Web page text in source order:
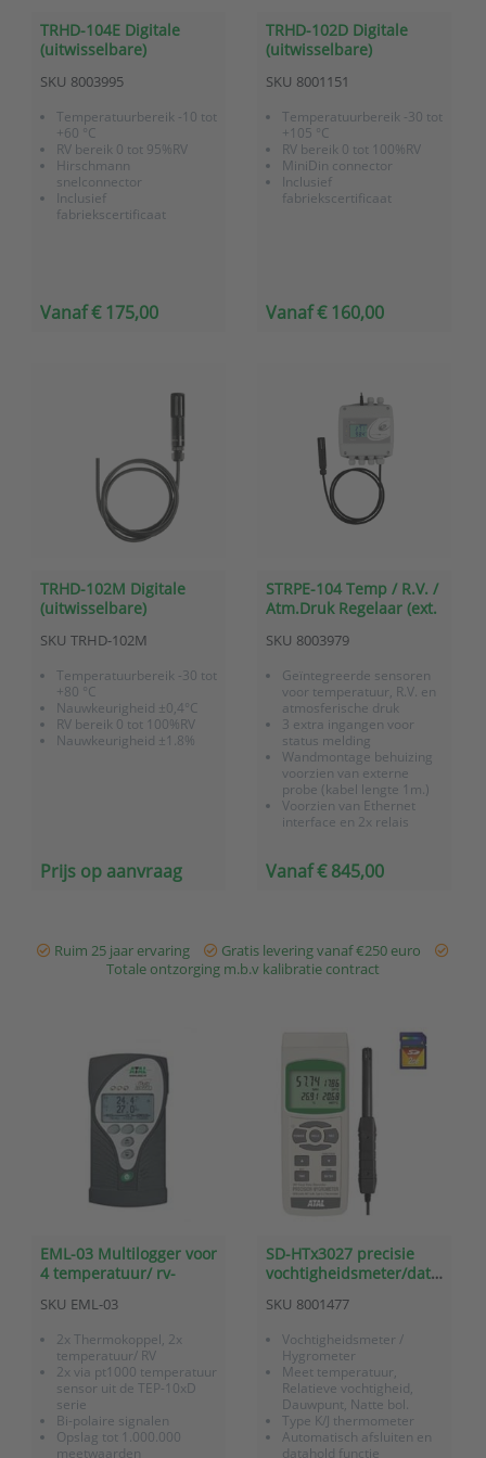
TRHD-104E Digitale
(uitwisselbare)
(Hirschmann)
SKU 8003995
Temperatuurbereik -10 tot
+60 °C
RV bereik 0 tot 95%RV
Hirschmann
snelconnector
Inclusief
fabriekscertificaat
Vanaf € 175,00
TRHD-102D Digitale
(uitwisselbare)
(MiniDin)
SKU 8001151
Temperatuurbereik -30 tot
+105 °C
RV bereik 0 tot 100%RV
MiniDin connector
Inclusief
fabriekscertificaat
Vanaf € 160,00
TRHD-102M Digitale
(uitwisselbare)
(excl connector)
SKU TRHD-102M
Temperatuurbereik -30 tot
+80 °C
Nauwkeurigheid ±0,4°C
RV bereik 0 tot 100%RV
Nauwkeurigheid ±1.8%
Prijs op aanvraag
STRPE-104 Temp / R.V. /
Atm.Druk Regelaar (ext.
relais, Ethernet
SKU 8003979
Geïntegreerde sensoren
voor temperatuur, R.V. en
atmosferische druk
3 extra ingangen voor
status melding
Wandmontage behuizing
voorzien van externe
probe (kabel lengte 1m.)
Voorzien van Ethernet
interface en 2x relais
Vanaf € 845,00
Ruim 25 jaar ervaring
Gratis levering vanaf €250 euro
Totale ontzorging m.b.v kalibratie contract
EML-03 Multilogger voor
4 temperatuur/ rv-
thermokoppel)
SKU EML-03
2x Thermokoppel, 2x
temperatuur/ RV
2x via pt1000 temperatuur
sensor uit de TEP-10xD
serie
Bi-polaire signalen
Opslag tot 1.000.000
meetwaarden
SD-HTx3027 precisie
vochtigheidsmeter/datalogger
SKU 8001477
Vochtigheidsmeter /
Hygrometer
Meet temperatuur,
Relatieve vochtigheid,
Dauwpunt, Natte bol.
Type K/J thermometer
Automatisch afsluiten en
datahold functie